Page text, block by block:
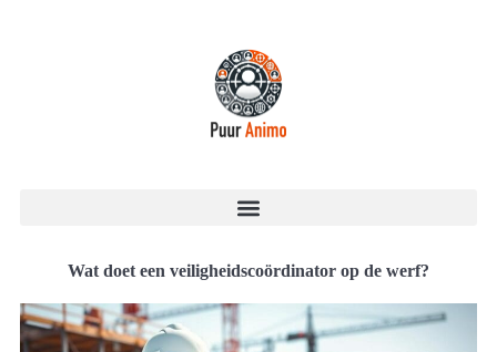
Wat doet een veiligheidscoördinator op de werf?